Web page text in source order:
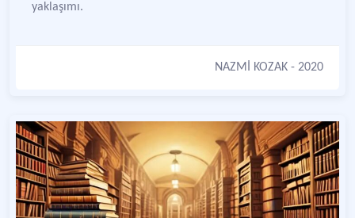
yaklaşımı.
NAZMİ KOZAK - 2020